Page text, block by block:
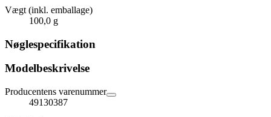
Vægt (inkl. emballage)
100,0 g
Nøglespecifikation
Modelbeskrivelse
Producentens varenummer
49130387